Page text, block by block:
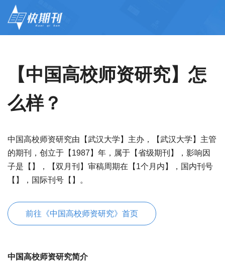
【中国高校师资研究】怎
么样？
中国高校师资研究由【武汉大学】主办，【武汉大学】主管
的期刊，创立于【1987】年，属于【省级期刊】，影响因
子是【】，【双月刊】审稿周期在【1个月内】，国内刊号
【】，国际刊号【】。
前往《中国高校师资研究》首页
中国高校师资研究简介